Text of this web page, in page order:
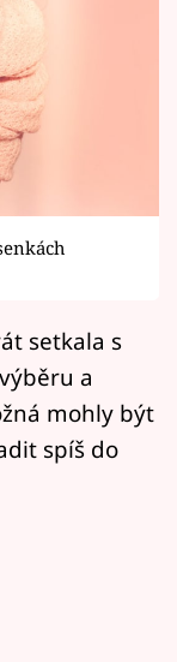
setkala s
a
mohly být
spíš do